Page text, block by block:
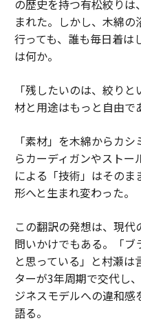
の歴史を持つ有松絞り
まれた。しかし、木綿
行っても、誰も毎日着は
は何か。
「残したいのは、絞り
材と用途はもっと自由で
「素材」を木綿からカ
らカーディガンやスト
による「技術」はそのま
形へと生まれ変わった。
この翻訳の発想は、現
問いかけでもある。「
と思っている」と村瀬は
ターが3年周期で交代し
ジネスモデルへの違和感
語る。